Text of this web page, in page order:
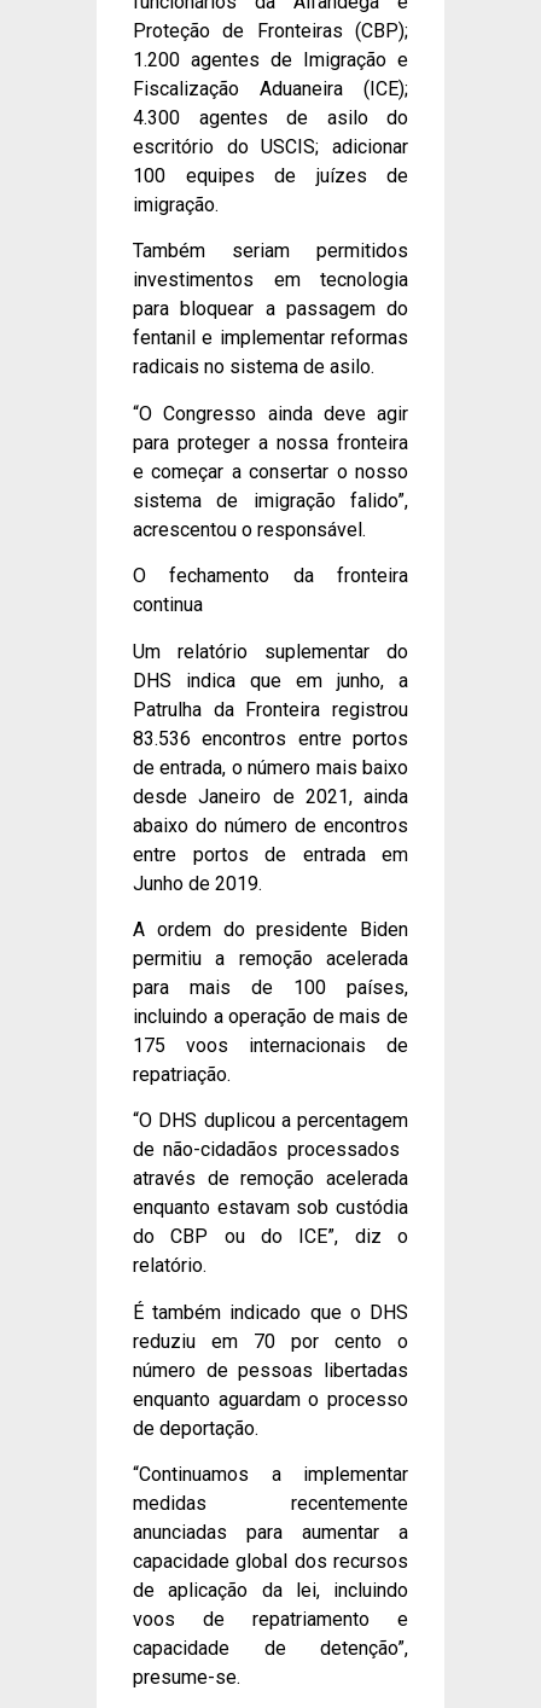
Proteção de Fronteiras (CBP);
1.200 agentes de Imigração e
Fiscalização Aduaneira (ICE);
4.300 agentes de asilo do
escritório do USCIS; adicionar
100 equipes de juízes de
imigração.
Também seriam permitidos
investimentos em tecnologia
para bloquear a passagem do
fentanil e implementar reformas
radicais no sistema de asilo.
“O Congresso ainda deve agir
para proteger a nossa fronteira
e começar a consertar o nosso
sistema de imigração falido”,
acrescentou o responsável.
O fechamento da fronteira
continua
Um relatório suplementar do
DHS indica que em junho, a
Patrulha da Fronteira registrou
83.536 encontros entre portos
de entrada, o número mais baixo
desde Janeiro de 2021, ainda
abaixo do número de encontros
entre portos de entrada em
Junho de 2019.
A ordem do presidente Biden
permitiu a remoção acelerada
para mais de 100 países,
incluindo a operação de mais de
175 voos internacionais de
repatriação.
“O DHS duplicou a percentagem
de não-cidadãos processados ​​
através de remoção acelerada
enquanto estavam sob custódia
do CBP ou do ICE”, diz o
relatório.
É também indicado que o DHS
reduziu em 70 por cento o
número de pessoas libertadas
enquanto aguardam o processo
de deportação.
“Continuamos a implementar
medidas recentemente
anunciadas para aumentar a
capacidade global dos recursos
de aplicação da lei, incluindo
voos de repatriamento e
capacidade de detenção”,
presume-se.